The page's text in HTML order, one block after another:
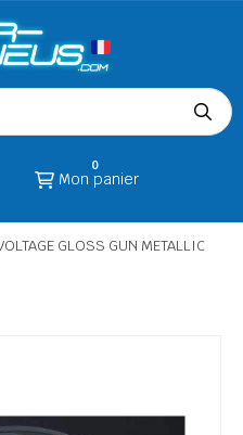
Mon panier
0
GLOSS GUN METALLIC